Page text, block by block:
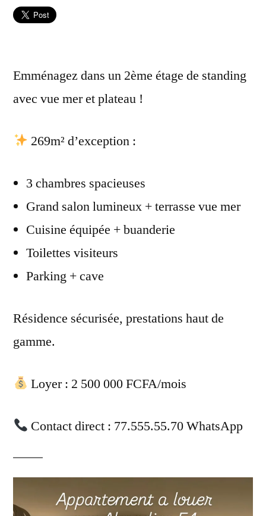
Emménagez dans un 2ème étage de standing
avec vue mer et plateau !
269m² d’exception :
3 chambres spacieuses
Grand salon lumineux + terrasse vue mer
Cuisine équipée + buanderie
Toilettes visiteurs
Parking + cave
Résidence sécurisée, prestations haut de
gamme.
Loyer : 2 500 000 FCFA/mois
Contact direct : 77.555.55.70 WhatsApp